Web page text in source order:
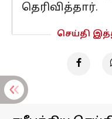
தெரிவித்தார்.
செய்தி